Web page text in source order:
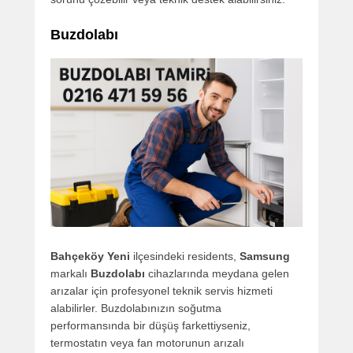
Buzdolabı
Bahçeköy Yeni ilçesindeki residents, Samsung
markalı Buzdolabı cihazlarında meydana gelen
arızalar için profesyonel teknik servis hizmeti
alabilirler. Buzdolabınızın soğutma
performansında bir düşüş farkettiyseniz,
termostatın veya fan motorunun arızalı